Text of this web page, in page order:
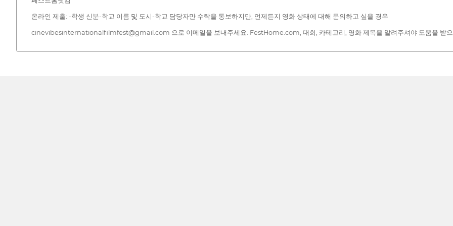
온라인 제출: -학생 신분-학교 이름 및 도시-학교 담당자만 수락을 통보하지만, 언제든지 영화 상태에 대해 문의하고 싶을 경우
cinevibesinternationalfilmfest@gmail.com 으로 이메일을 보내주세요. FestHome.com, 대회, 카테고리, 영화 제목을 알려주셔야 도움을 받으